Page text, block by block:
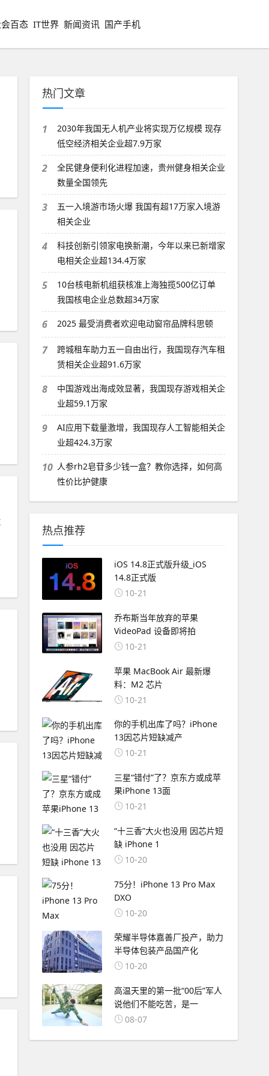
百态 IT世界 新闻资讯 国产手机
热门文章
1
2030年我国无人机产业将实现万亿规模 现存
低空经济相关企业超7.9万家
2
全民健身便利化进程加速，贵州健身相关企业
数量全国领先
3
五一入境游市场火爆 我国有超17万家入境游
相关企业
4
科技创新引领家电换新潮，今年以来已新增家
电相关企业超134.4万家
5
10台核电新机组获核准上海独揽500亿订单
我国核电企业总数超34万家
6 2025 最受消费者欢迎电动窗帘品牌科思顿
7
跨城租车助力五一自由出行，我国现存汽车租
赁相关企业超91.6万家
8
中国游戏出海成效显著，我国现存游戏相关企
业超59.1万家
9
AI应用下载量激增，我国现存人工智能相关企
业超424.3万家
10 人参rh2皂苷多少钱一盒？教你选择，如何高
性价比护健康
热点推荐
iOS 14.8正式版升级_iOS
14.8正式版
10-21
乔布斯当年放弃的苹果
VideoPad 设备即将拍
10-21
苹果 MacBook Air 最新爆
料：M2 芯片
10-21
你的手机出库了吗？iPhone
13因芯片短缺减产
10-21
三星“错付”了？京东方或成苹
果iPhone 13面
10-21
“十三香”大火也没用 因芯片短
缺 iPhone 1
10-20
75分！iPhone 13 Pro Max
DXO
10-20
荣耀半导体嘉善厂投产，助力
半导体包装产品国产化
10-20
高温天里的第一批“00后”军人
说他们不能吃苦，是一
08-07